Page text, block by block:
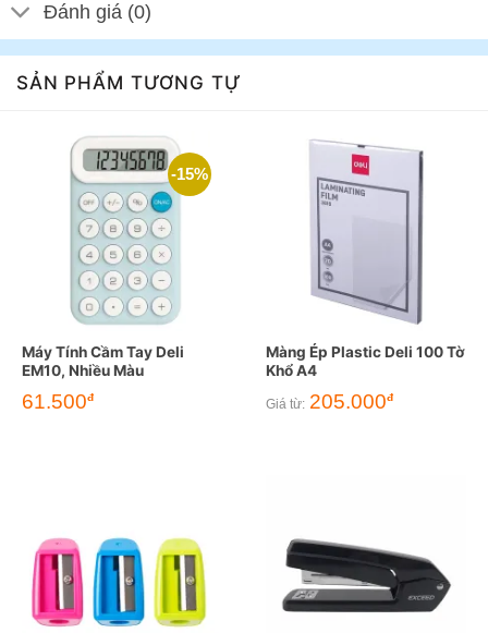
Đánh giá (0)
SẢN PHẨM TƯƠNG TỰ
-15%
Máy Tính Cầm Tay Deli
EM10, Nhiều Màu
Giá
gốc
61.500đGiá
Màng Ép Plastic Deli 100 Tờ
Khổ A4
Giá từ: 205.000đ